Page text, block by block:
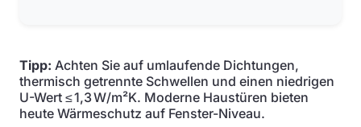
Tipp: Achten Sie auf umlaufende Dichtungen,
thermisch getrennte Schwellen und einen niedrigen
U-Wert ≤ 1,3 W/m²K. Moderne Haustüren bieten
heute Wärmeschutz auf Fenster-Niveau.